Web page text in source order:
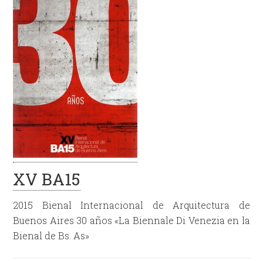
XV BA15
2015 Bienal Internacional de Arquitectura de
Buenos Aires 30 años «La Biennale Di Venezia en la
Bienal de Bs. As»